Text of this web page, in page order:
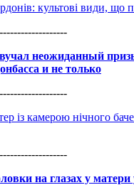
культові види, що
неожиданный
и не только
із камерою нічного
на глазах у матери